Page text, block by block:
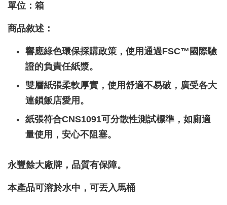
單位：箱
商品敘述：
響應綠色環保採購政策，使用通過FSC™國際驗
證的負責任紙漿。
雙層紙張柔軟厚實，使用舒適不易破，廣受各大
連鎖飯店愛用。
紙張符合CNS1091可分散性測試標準，如廁適
量使用，安心不阻塞。
永豐餘大廠牌，品質有保障。
本產品可溶於水中，可丟入馬桶